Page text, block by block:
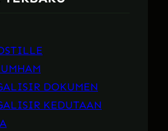
DOKUMEN
KEDUTAAN